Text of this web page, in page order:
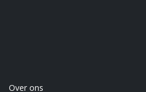
Over ons